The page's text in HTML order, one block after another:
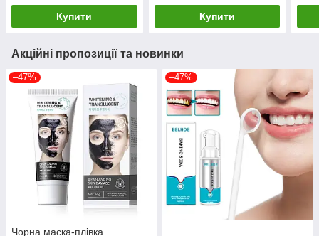
Купити Купити
Акційні пропозиції та новинки
–47%
Чорна маска-плівка
–47%